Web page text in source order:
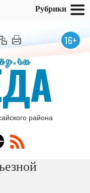
16+
района
Рубрики